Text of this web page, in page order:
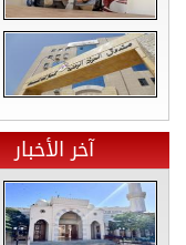
آخر الأخبار